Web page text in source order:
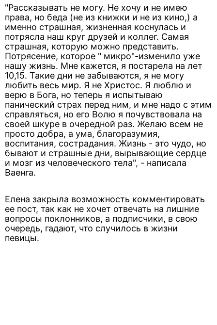
"Рассказывать не могу. Не хочу и не имею
права, но беда (не из книжки и не из кино,) а
именно страшная, жизненная коснулась и
потрясла наш круг друзей и коллег. Самая
страшная, которую можно представить.
Потрясение, которое " микро"-изменило уже
нашу жизнь. Мне кажется, я постарела на лет
10,15. Такие дни не забываются, я не могу
любить весь мир. Я не Христос. Я люблю и
верю в Бога, но теперь я испытываю
панический страх перед ним, и мне надо с этим
справляться, но его Волю я почувствовала на
своей шкуре в очередной раз. Желаю всем не
просто добра, а ума, благоразумия,
воспитания, сострадания. Жизнь - это чудо, но
бывают и страшные дни, вырывающие сердце
и мозг из человеческого тела", - написала
Ваенга.
Елена закрыла возможность комментировать
ее пост, так как не хочет отвечать на лишние
вопросы поклонников, а подписчики, в свою
очередь, гадают, что случилось в жизни
певицы.